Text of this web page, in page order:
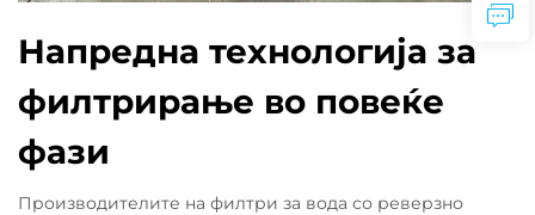
Напредна технологија за
филтрирање во повеќе
фази
Производителите на филтри за вода со реверзно